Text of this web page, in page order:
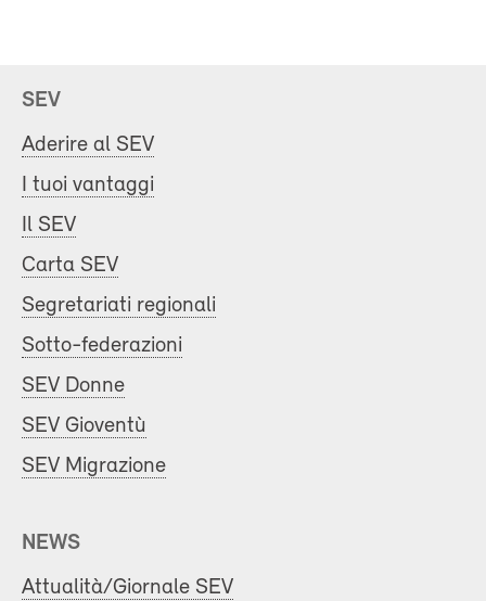
SEV
Aderire al SEV
I tuoi vantaggi
Il SEV
Carta SEV
Segretariati regionali
Sotto-federazioni
SEV Donne
SEV Gioventù
SEV Migrazione
NEWS
Attualità/Giornale SEV